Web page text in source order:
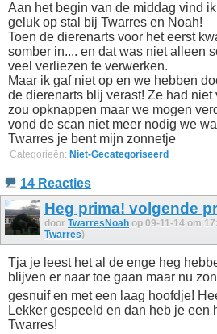
Aan het begin van de middag vind
geluk op stal bij Twarres en Noah!
Toen de dierenarts voor het eerst
somber in.... en dat was niet alleen
veel verliezen te verwerken.
Maar ik gaf niet op en we hebben
de dierenarts blij verast! Ze had niet
zou opknappen maar we mogen
vond de scan niet meer nodig we
Twarres je bent mijn zonnetje
Categorieën: Niet-Gecategoriseerd
14 Reacties
Heg prima! volgende
door TwarresNoah op 09-11-14 om
Twarres)
Tja je leest het al de enge heg
blijven er naar toe gaan maar nu
gesnuif en met een laag hoofdje!
Lekker gespeeld en dan heb je een
Twarres!